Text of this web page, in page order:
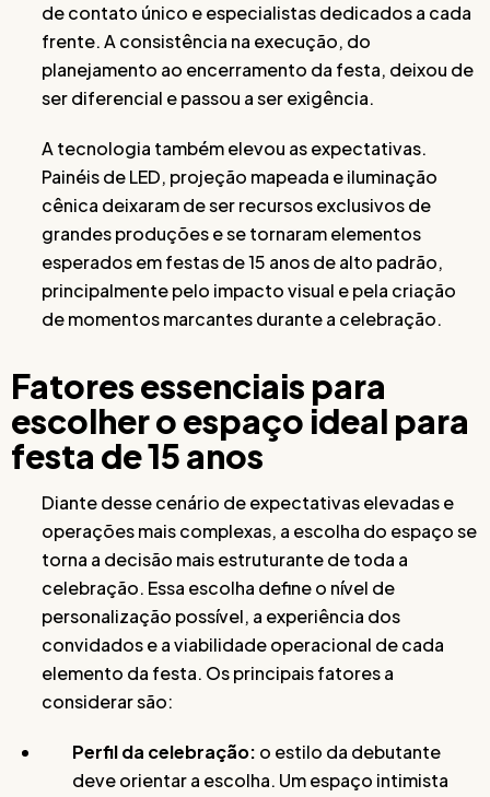
de contato único e especialistas dedicados a cada
frente. A consistência na execução, do
planejamento ao encerramento da festa, deixou de
ser diferencial e passou a ser exigência.
A tecnologia também elevou as expectativas.
Painéis de LED, projeção mapeada e iluminação
cênica deixaram de ser recursos exclusivos de
grandes produções e se tornaram elementos
esperados em festas de 15 anos de alto padrão,
principalmente pelo impacto visual e pela criação
de momentos marcantes durante a celebração.
Fatores essenciais para
escolher o espaço ideal para
festa de 15 anos
Diante desse cenário de expectativas elevadas e
operações mais complexas, a escolha do espaço se
torna a decisão mais estruturante de toda a
celebração. Essa escolha define o nível de
personalização possível, a experiência dos
convidados e a viabilidade operacional de cada
elemento da festa. Os principais fatores a
considerar são:
Perfil da celebração: o estilo da debutante
deve orientar a escolha. Um espaço intimista